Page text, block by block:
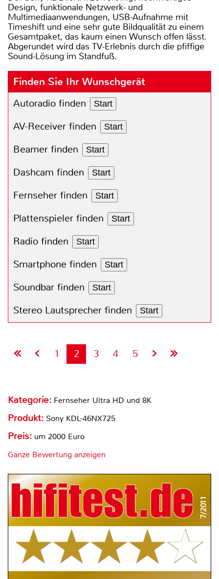
Design, funktionale Netzwerk- und
Multimediaanwendungen, USB-Aufnahme mit
Timeshift und eine sehr gute Bildqualität zu einem
Gesamtpaket, das kaum einen Wunsch offen lässt.
Abgerundet wird das TV-Erlebnis durch die pfiffige
Sound-Lösung im Standfuß.
Finden Sie Ihr Wunschgerät
Autoradio finden Start
AV-Receiver finden Start
Beamer finden Start
Dashcam finden Start
Fernseher finden Start
Plattenspieler finden Start
Radio finden Start
Smartphone finden Start
Soundbar finden Start
Stereo Lautsprecher finden Start
1 2 3 4 5
Kategorie: Fernseher Ultra HD und 8K
Produkt: Sony KDL-46NX725
Preis: um 2000 Euro
Ganze Bewertung anzeigen
7/2011